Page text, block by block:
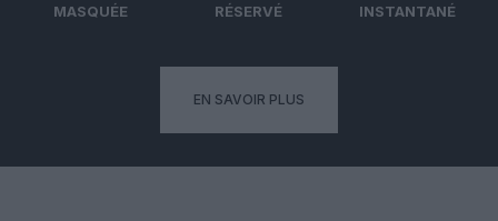
MASQUÉE
RÉSERVÉ
INSTANTANÉ
EN SAVOIR PLUS